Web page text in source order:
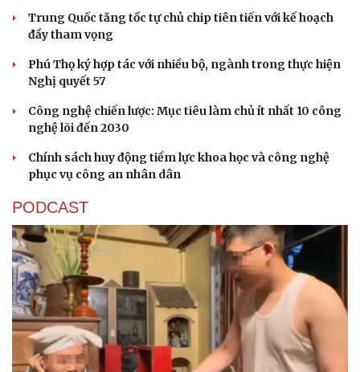
Sức khỏe
Dinh dưỡng - món ngon
Cây thuốc
Sản phụ khoa
Đời sống
Nhà đẹp
Blog
Tình yêu - Gia đình
Trung Quốc tăng tốc tự chủ chip tiên tiến với kế hoạch
đầy tham vọng
Phú Thọ ký hợp tác với nhiều bộ, ngành trong thực hiện
Nghị quyết 57
Công nghệ chiến lược: Mục tiêu làm chủ ít nhất 10 công
nghệ lõi đến 2030
Chính sách huy động tiềm lực khoa học và công nghệ
phục vụ công an nhân dân
PODCAST